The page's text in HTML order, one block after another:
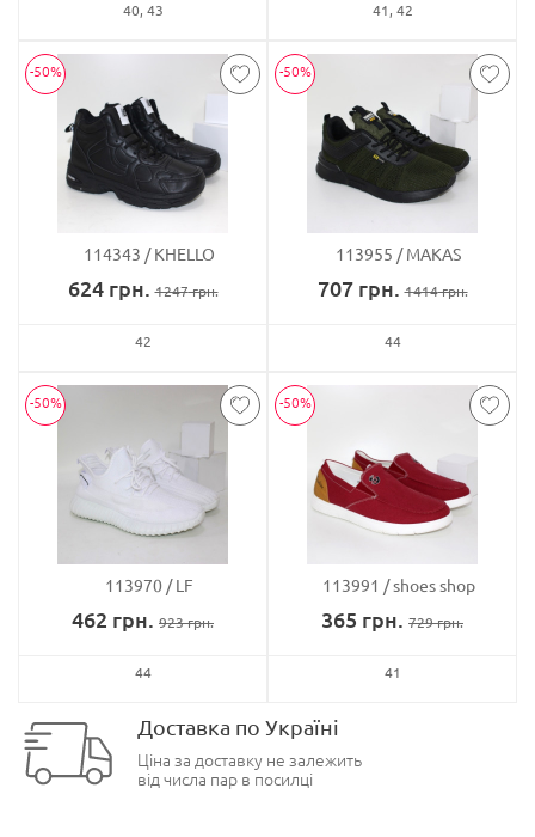
40 43 41 42
-50%
114343 KHELLO
624грн. 1247грн.
42
-50%
113955 MAKAS
707грн. 1414грн.
44
-50%
113970 LF
462 грн. 923грн.
44
-50%
113991 shoes shop
365 грн. 729грн.
41
Доставка по Україні
Ціна за доставку не залежить
від числа пар в посилці